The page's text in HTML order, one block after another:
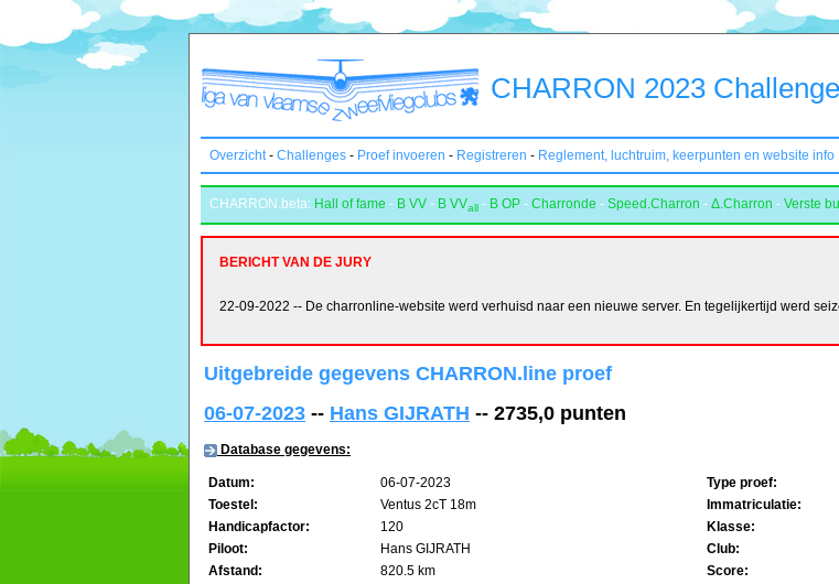
CHARRON 2023 Challenge
Overzicht- Challenges - Proef invoeren - Registreren - Reglement, luchtruim, keerpunten en website info
CHARRON.beta: Hall of fame - B VV - B VVall - B OP - Charronde - Speed.Charron - Δ.Charron - Verste
BERICHT VAN DE JURY
22-09-2022 -- De charronline-website werd verhuisd naar een nieuwe server. En tegelijkertijd werd
Uitgebreide gegevens CHARRON.line proef
06-07-2023 -- Hans GIJRATH -- 2735,0 punten
Database gegevens:
Datum: 06-07-2023 Type proef:
Toestel:
Ventus 2cT 18m Immatriculatie:
Handicapfactor:
120 Klasse:
Piloot:
Hans GIJRATH Club:
Afstand:
820.5 km Score: